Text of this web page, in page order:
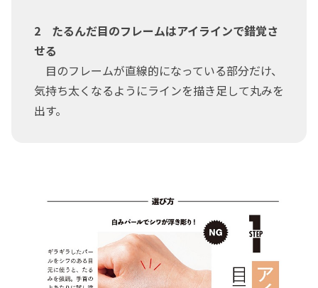
2 たるんだ目のフレームはアイラインで錯覚さ
せる
目のフレームが直線的になっている部分だけ、
気持ち太くなるようにラインを描き足して丸みを
出す。